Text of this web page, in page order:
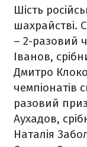
Шість
шахрайстві.
– 2-разовий
Іванов,
Дмитро
чемпіонатів
разовий
Аухадов,
Наталія